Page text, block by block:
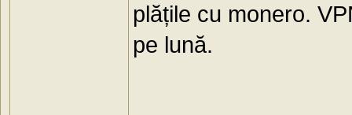
plățile cu monero.
pe lună.